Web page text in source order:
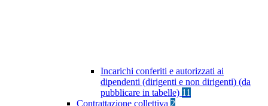
Incarichi conferiti e autorizzati ai
dipendenti (dirigenti e non dirigenti) (da
pubblicare in tabelle) 11
Contrattazione collettiva 2